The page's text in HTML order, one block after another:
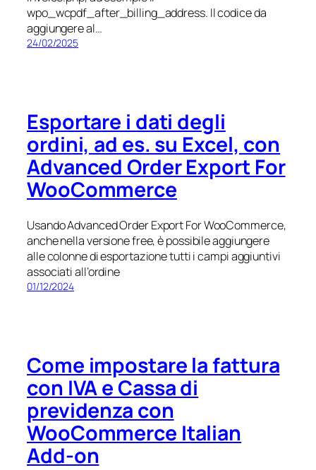
wpo_wcpdf_after_billing_address. Il codice da
aggiungere al…
24/02/2025
Esportare i dati degli
ordini, ad es. su Excel, con
Advanced Order Export For
WooCommerce
Usando Advanced Order Export For WooCommerce,
anche nella versione free, è possibile aggiungere
alle colonne di esportazione tutti i campi aggiuntivi
associati all’ordine
01/12/2024
Come impostare la fattura
con IVA e Cassa di
previdenza con
WooCommerce Italian
Add-on